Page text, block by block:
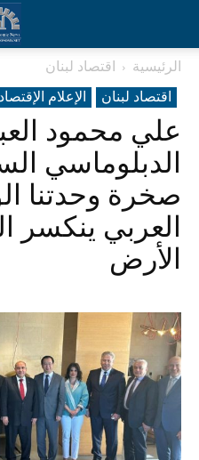
الرئيسية
اقتصاد لبنان
اقتصاد لبنان
الإعلام
علي محمود
الدبلوماسي
صخرة وحدتنا
العربي ينكسر
الأرض